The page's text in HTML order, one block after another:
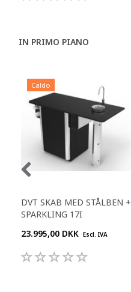
IN PRIMO PIANO
Caldo
DVT SKAB MED STÅLBEN +
SPARKLING 17I
23.995,00 DKK Escl. IVA